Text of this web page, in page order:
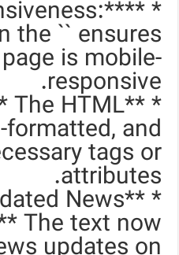
the `` ensures
is mobile-
responsive.
The HTML
and
tags or
attributes.
News
The text now